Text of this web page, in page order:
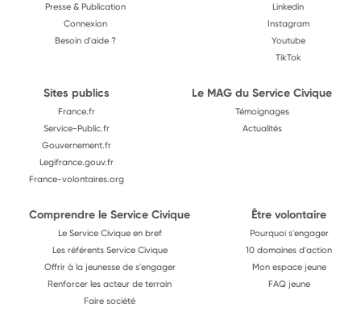
Presse & Publication
Connexion
Besoin d'aide ?
Linkedin
Instagram
Youtube
TikTok
Sites publics
France.fr
Service-Public.fr
Gouvernement.fr
Legifrance.gouv.fr
France-volontaires.org
Le MAG du Service Civique
Témoignages
Actualités
Comprendre le Service Civique
Le Service Civique en bref
Les référents Service Civique
Offrir à la jeunesse de s'engager
Renforcer les acteur de terrain
Faire société
Être volontaire
Pourquoi s'engager
10 domaines d'action
Mon espace jeune
FAQ jeune